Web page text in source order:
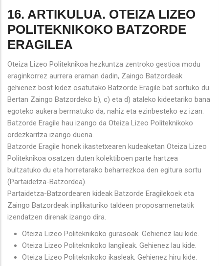
16. ARTIKULUA. OTEIZA LIZEO
POLITEKNIKOKO BATZORDE
ERAGILEA
Oteiza Lizeo Politeknikoa hezkuntza zentroko gestioa modu
eraginkorrez aurrera eraman dadin, Zaingo Batzordeak
gehienez bost kidez osatutako Batzorde Eragile bat sortuko du.
Bertan Zaingo Batzordeko b), c) eta d) ataleko kideetariko bana
egoteko aukera bermatuko da, nahiz eta ezinbesteko ez izan.
Batzorde Eragile hau izango da Oteiza Lizeo Politeknikoko
ordezkaritza izango duena.
Batzorde Eragile honek ikastetxearen kudeaketan Oteiza Lizeo
Politeknikoa osatzen duten kolektiboen parte hartzea
bultzatuko du eta horretarako beharrezkoa den egitura sortu
(Partaidetza-Batzordea).
Partaidetza-Batzordearen kideak Batzorde Eragilekoek eta
Zaingo Batzordeak inplikaturiko taldeen proposamenetatik
izendatzen direnak izango dira.
Oteiza Lizeo Politeknikoko gurasoak. Gehienez lau kide.
Oteiza Lizeo Politeknikoko langileak. Gehienez lau kide.
Oteiza Lizeo Politeknikoko ikasleak. Gehienez hiru kide.